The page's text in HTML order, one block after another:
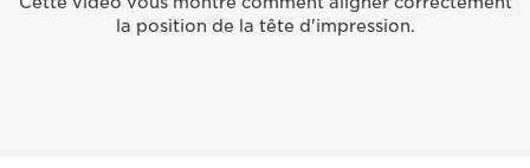
la position de la tête d'impression.